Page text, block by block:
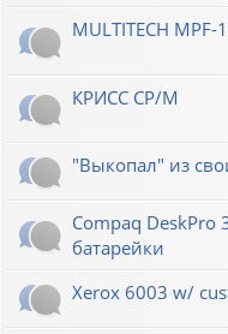
MULTITECH MPF-1
КРИСС CP/M
"Выкопал" из
Compaq DeskPro
батарейки
Xerox 6003 w/